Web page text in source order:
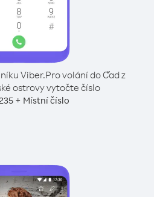
Viber.Pro volání do Čad z
ostrovy vytočte číslo
+ Místní číslo